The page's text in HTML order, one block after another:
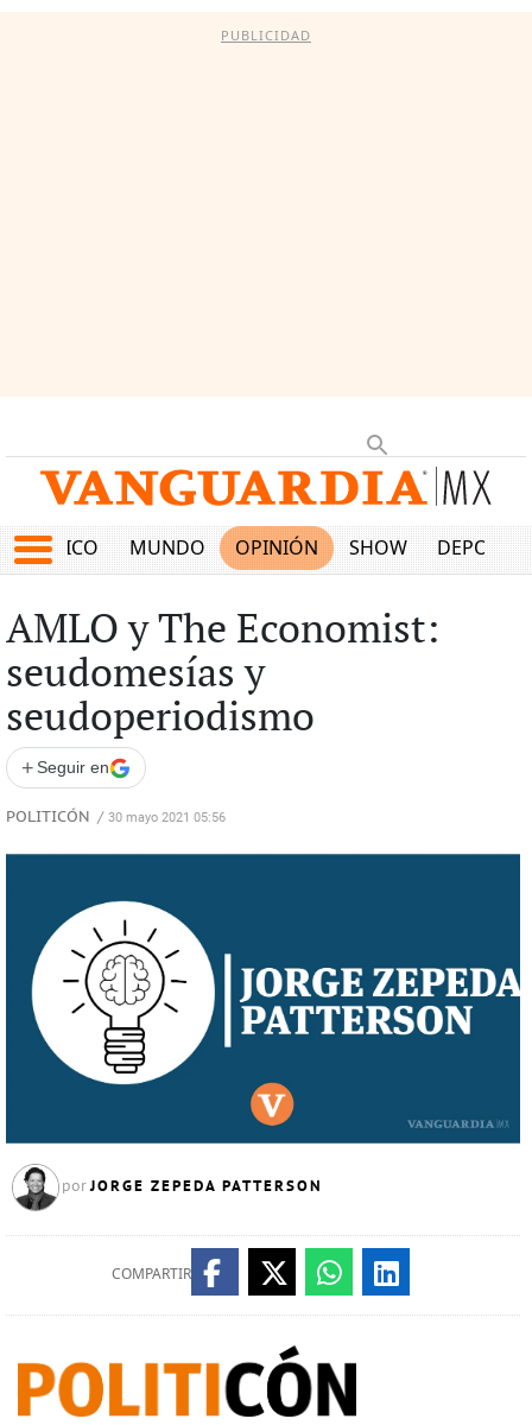
PUBLICIDAD
MÉXICO MUNDO OPINIÓN SHOW
AMLO y The Economist:
seudomesías y
seudoperiodismo
+ Seguir en
POLITICÓN / 30 mayo 2021 05:56
porJORGE ZEPEDA PATTERSON
COMPARTIR